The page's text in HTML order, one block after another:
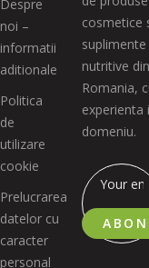
Despre
noi –
informatii
aditionale
Politica
de
utilizare
cookie
Prelucrarea
datelor cu
caracter
personal
cosmetice
suplimente
nutritive din
Romania,
experienta
domeniu.